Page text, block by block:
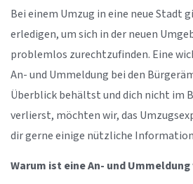
Bei einem Umzug in eine neue Stadt
erledigen, um sich in der neuen
problemlos zurechtzufinden. Eine
An- und Ummeldung bei den
Überblick behältst und dich nicht im
verlierst, möchten wir, das
dir gerne einige nützliche
Warum ist eine An- und